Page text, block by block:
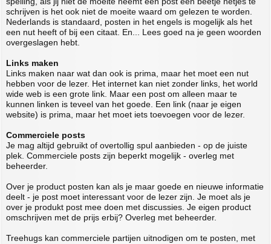
schrijven is het ook niet de moeite waard om gelezen te worden.
Nederlands is standaard, posten in het engels is mogelijk als het
een nut heeft of bij een citaat. En... Lees goed na je geen woorden
overgeslagen hebt.
Links maken
Links maken naar wat dan ook is prima, maar het moet een nut
hebben voor de lezer. Het internet kan niet zonder links, het world
wide web is een grote link. Maar een post om alleen maar te
kunnen linken is teveel van het goede. Een link (naar je eigen
website) is prima, maar het moet iets toevoegen voor de lezer.
Commerciele posts
Je mag altijd gebruikt of overtollig spul aanbieden - op de juiste
plek. Commerciele posts zijn beperkt mogelijk - overleg met
beheerder.
Over je product posten kan als je maar goede en nieuwe informatie
deelt - je post moet interessant voor de lezer zijn. Je moet als je
over je produkt post mee doen met discussies. Je eigen product
omschrijven met de prijs erbij? Overleg met beheerder.
Treehugs kan commerciele partijen uitnodigen om te posten, met